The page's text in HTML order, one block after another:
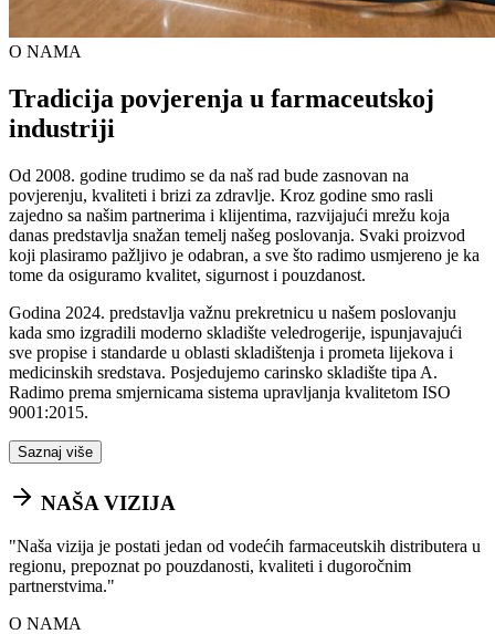
O NAMA
Tradicija povjerenja u farmaceutskoj
industriji
Od 2008. godine trudimo se da naš rad bude zasnovan na
povjerenju, kvaliteti i brizi za zdravlje. Kroz godine smo rasli
zajedno sa našim partnerima i klijentima, razvijajući mrežu koja
danas predstavlja snažan temelj našeg poslovanja. Svaki proizvod
koji plasiramo pažljivo je odabran, a sve što radimo usmjereno je ka
tome da osiguramo kvalitet, sigurnost i pouzdanost.
Godina 2024. predstavlja važnu prekretnicu u našem poslovanju
kada smo izgradili moderno skladište veledrogerije, ispunjavajući
sve propise i standarde u oblasti skladištenja i prometa lijekova i
medicinskih sredstava. Posjedujemo carinsko skladište tipa A.
Radimo prema smjernicama sistema upravljanja kvalitetom ISO
9001:2015.
Saznaj više
NAŠA VIZIJA
"Naša vizija je postati jedan od vodećih farmaceutskih distributera u
regionu, prepoznat po pouzdanosti, kvaliteti i dugoročnim
partnerstvima."
O NAMA